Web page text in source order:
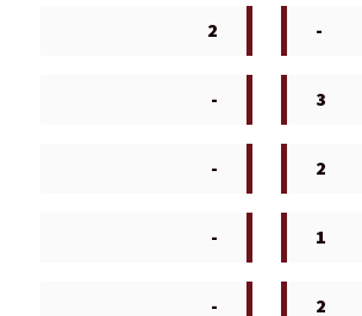
2 -
- 3
- 2
- 1
- 2